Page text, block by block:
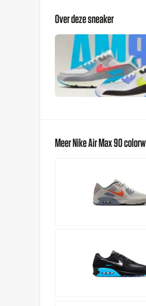
Over deze sneaker
Meer Nike Air Max 90